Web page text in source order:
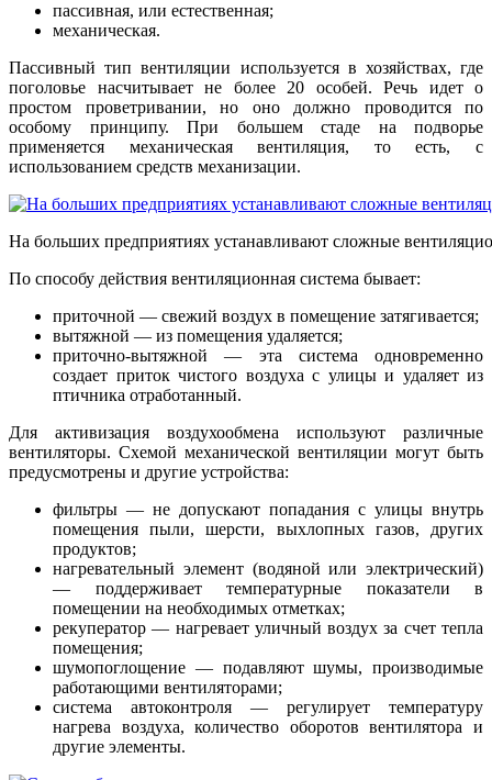
пассивная, или естественная;
механическая.
Пассивный тип вентиляции используется в хозяйствах, где
поголовье насчитывает не более 20 особей. Речь идет о
простом проветривании, но оно должно проводится по
особому принципу. При большем стаде на подворье
применяется механическая вентиляция, то есть, с
использованием средств механизации.
На больших предприятиях устанавливают сложные
По способу действия вентиляционная система бывает:
приточной — свежий воздух в помещение затягивается;
вытяжной — из помещения удаляется;
приточно-вытяжной — эта система одновременно
создает приток чистого воздуха с улицы и удаляет из
птичника отработанный.
Для активизация воздухообмена используют различные
вентиляторы. Схемой механической вентиляции могут быть
предусмотрены и другие устройства:
фильтры — не допускают попадания с улицы внутрь
помещения пыли, шерсти, выхлопных газов, других
продуктов;
нагревательный элемент (водяной или электрический)
— поддерживает температурные показатели в
помещении на необходимых отметках;
рекуператор — нагревает уличный воздух за счет тепла
помещения;
шумопоглощение — подавляют шумы, производимые
работающими вентиляторами;
система автоконтроля — регулирует температуру
нагрева воздуха, количество оборотов вентилятора и
другие элементы.